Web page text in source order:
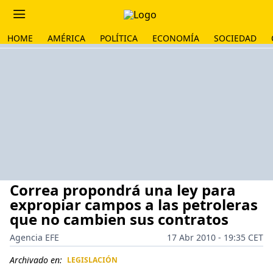
HOME AMÉRICA POLÍTICA ECONOMÍA SOCIEDAD
Correa propondrá una ley para
expropiar campos a las petroleras
que no cambien sus contratos
Agencia EFE
17 Abr 2010 - 19:35 CET
Archivado en: LEGISLACIÓN